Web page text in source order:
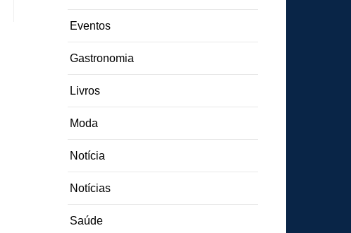
Eventos
Gastronomia
Livros
Moda
Notícia
Notícias
Saúde